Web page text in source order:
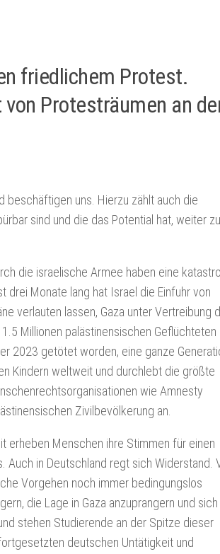
friedlichem Protest.
von Protesträumen an
beschäftigen uns. Hierzu zählt auch die
sind und die das Potential hat, weiter zu
die israelische Armee haben eine
drei Monate lang hat Israel die Einfuhr von
verlauten lassen, Gaza unter Vertreibung
Millionen palästinensischen Geflüchteten
2023 getötet worden, eine ganze
Kindern weltweit und durchlebt die größte
wie Amnesty
Zivilbevölkerung an.
erheben Menschen ihre Stimmen für einen
Auch in Deutschland regt sich Widerstand.
Vorgehen noch immer bedingungslos
die Lage in Gaza anzuprangern und
stehen Studierende an der Spitze dieser
deutschen Untätigkeit und